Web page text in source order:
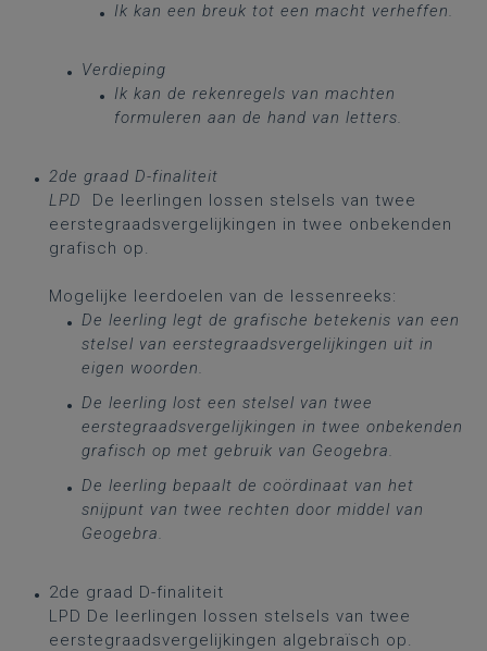
Ik kan een breuk tot een macht verheffen.
Verdieping
Ik kan de rekenregels van machten
formuleren aan de hand van letters.
2de graad D-finaliteit
LPD
De leerlingen lossen stelsels van twee
eerstegraadsvergelijkingen in twee onbekenden
grafisch op.
Mogelijke leerdoelen van de lessenreeks:
De leerling legt de grafische betekenis van een
stelsel van eerstegraadsvergelijkingen uit in
eigen woorden.
De leerling lost een stelsel van twee
eerstegraadsvergelijkingen in twee onbekenden
grafisch op met gebruik van Geogebra.
De leerling bepaalt de coördinaat van het
snijpunt van twee rechten door middel van
Geogebra.
2de graad D-finaliteit
LPD De leerlingen lossen stelsels van twee
eerstegraadsvergelijkingen algebraïsch op.